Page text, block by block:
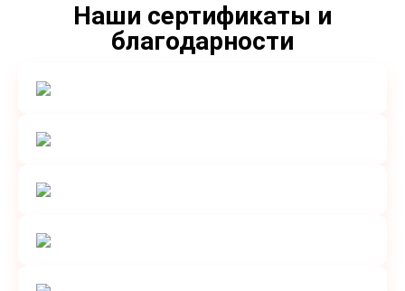
Наши сертификаты и
благодарности